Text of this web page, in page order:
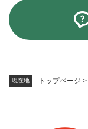
現在地 トップページ >